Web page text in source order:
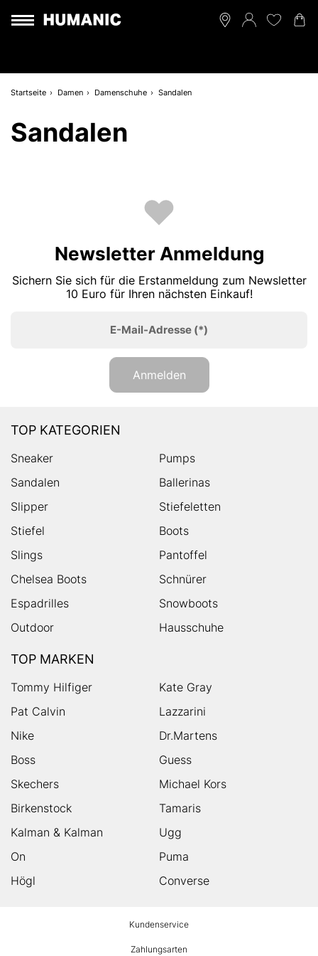
Startseite Damen Damenschuhe Sandalen
Sandalen
Newsletter Anmeldung
Sichern Sie sich für die Erstanmeldung zum Newsletter
10 Euro für Ihren nächsten Einkauf!
E-Mail-Adresse (*)
Anmelden
TOP KATEGORIEN
Sneaker
Pumps
Sandalen
Ballerinas
Slipper
Stiefeletten
Stiefel
Boots
Slings
Pantoffel
Chelsea Boots
Schnürer
Espadrilles
Snowboots
Outdoor
Hausschuhe
TOP MARKEN
Tommy Hilfiger
Kate Gray
Pat Calvin
Lazzarini
Nike
Dr.Martens
Boss
Guess
Skechers
Michael Kors
Birkenstock
Tamaris
Kalman & Kalman
Ugg
On
Puma
Högl
Converse
Kundenservice
Zahlungsarten